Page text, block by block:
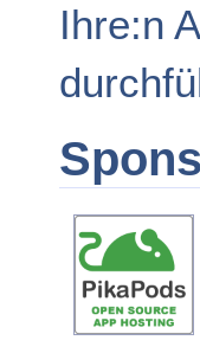
Ihre:n